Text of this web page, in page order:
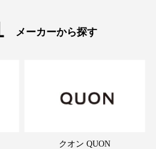
メーカーから探す
クオン QUON